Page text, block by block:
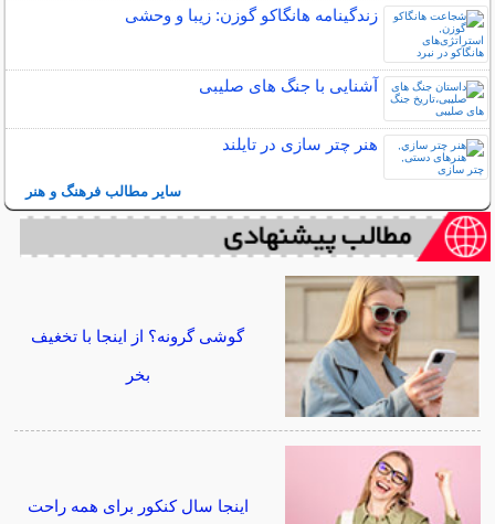
زندگینامه هانگاکو گوزن: زیبا و وحشی
آشنایی با جنگ های صلیبی
هنر چتر سازی در تايلند
سایر مطالب فرهنگ و هنر
گوشی گرونه؟ از اینجا با تخغیف
بخر
اینجا سال کنکور برای همه راحت